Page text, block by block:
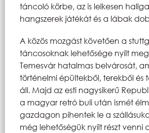
táncoló körbe, az is lelkesen
hangszerek játékát és a lábak
A közös mozgást követően a
táncosoknak lehetősége nyílt
Temesvár hatalmas belvárosát,
történelmi épültekből, terekből és
áll. Majd az esti nagysikerű
a magyar retró buli után ismét
gazdagon pihentek le a
még lehetőségük nyílt részt venni